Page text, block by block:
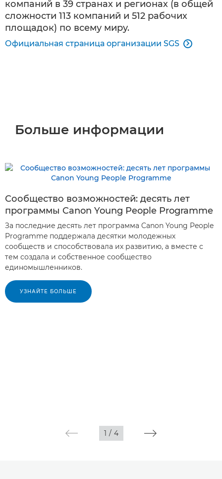
компаний в 39 странах и регионах (в общей
сложности 113 компаний и 512 рабочих
площадок) по всему миру.
Официальная страница организации SGS 
Больше информации
Сообщество возможностей: десять лет
программы Canon Young People Programme
За последние десять лет программа Canon Young People
Programme поддержала десятки молодежных
сообществ и способствовала их развитию, а вместе с
тем создала и собственное сообщество
единомышленников.
УЗНАЙТЕ БОЛЬШЕ
1 / 4